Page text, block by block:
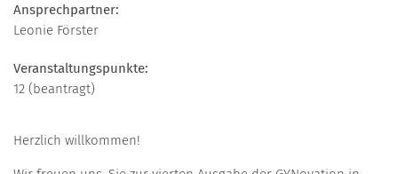
Ansprechpartner:
Leonie Förster
Veranstaltungspunkte:
12 (beantragt)
Herzlich willkommen!